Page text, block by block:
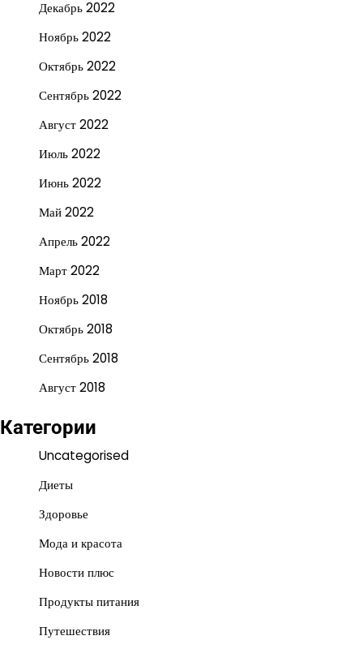
Декабрь 2022
Ноябрь 2022
Октябрь 2022
Сентябрь 2022
Август 2022
Июль 2022
Июнь 2022
Май 2022
Апрель 2022
Март 2022
Ноябрь 2018
Октябрь 2018
Сентябрь 2018
Август 2018
Категории
Uncategorised
Диеты
Здоровье
Мода и красота
Новости плюс
Продукты питания
Путешествия